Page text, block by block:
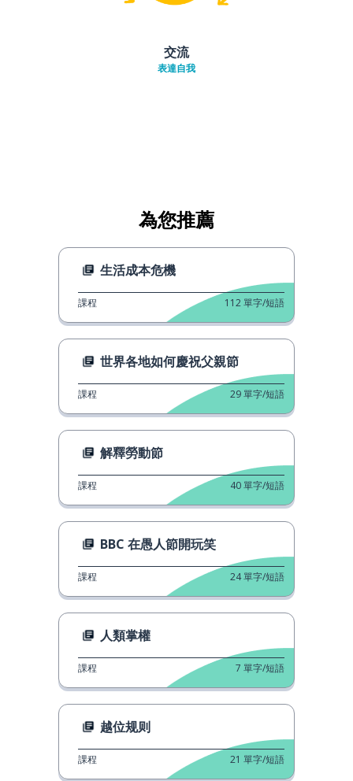
交流
表達自我
為您推薦
生活成本危機
課程 112單字/短語
世界各地如何慶祝父親節
課程 29單字/短語
解釋勞動節
課程 40單字/短語
BBC 在愚人節開玩笑
課程 24單字/短語
人類掌權
課程 7 單字/短語
越位规则
課程 21 單字/短語